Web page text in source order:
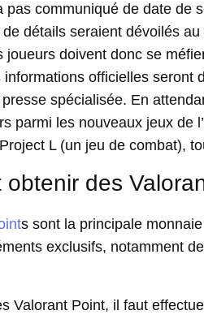
pas communiqué de date de
détails seraient dévoilés
joueurs doivent donc se
officielles seront
spécialisée. En
parmi les nouveaux jeux de
L (un jeu de combat),
obtenir des
s sont la principale
exclusifs, notamment
Valorant Point, il faut